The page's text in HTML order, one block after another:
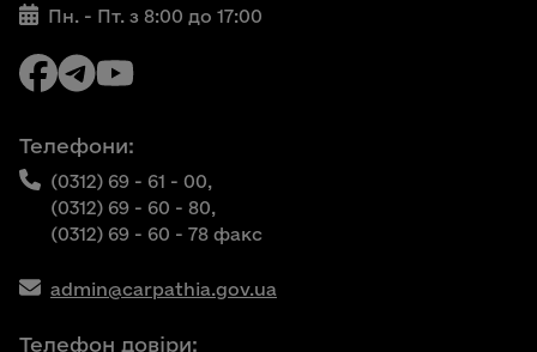
Пн. - Пт. з 8:00 до 17:00
Телефони:
(0312) 69 - 61 - 00,
(0312) 69 - 60 - 80,
(0312) 69 - 60 - 78 факс
admin@carpathia.gov.ua
Телефон довіри: